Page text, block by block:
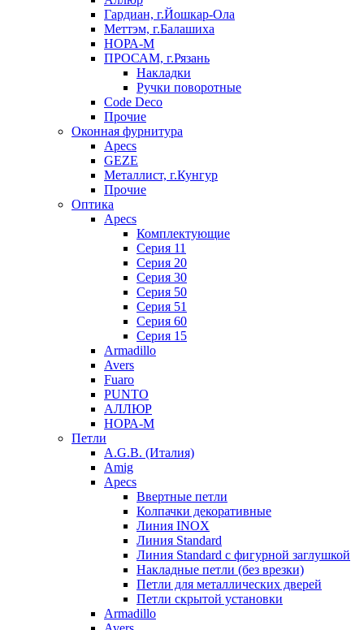
Гардиан, г.Йошкар-Ола
Меттэм, г.Балашиха
НОРА-М
ПРОСАМ, г.Рязань
Накладки
Ручки поворотные
Code Deco
Прочие
Оконная фурнитура
Apecs
GEZE
Металлист, г.Кунгур
Прочие
Оптика
Apecs
Комплектующие
Серия 11
Серия 20
Серия 30
Серия 50
Серия 51
Серия 60
Серия 15
Armadillo
Avers
Fuaro
PUNTO
АЛЛЮР
НОРА-М
Петли
A.G.B. (Италия)
Amig
Apecs
Ввертные петли
Колпачки декоративные
Линия INOX
Линия Standard
Линия Standard с фигурной заглушкой
Накладные петли (без врезки)
Петли для металлических дверей
Петли скрытой установки
Armadillo